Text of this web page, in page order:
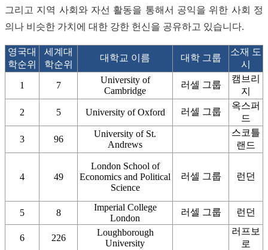
그리고 지역 사회와 자선 활동을 통해서 공익을 위한 사회 정
의나 비슷한 가치에 대한 강한 헌신을 공유하고 있습니다.
영국대
학순위
세계대
학순위
대학교 이름 대학 그룹
소재 도
시
1 7
University of
Cambridge
러셀 그룹
캠브리
지
2 5 University of Oxford 러셀 그룹
옥스퍼
드
3 96
University of St.
Andrews
스코틀
랜드
4 49
London School of
Economics and Political
Science
러셀 그룹 런던
5 8
Imperial College
London
러셀 그룹 런던
6 226
Loughborough
University
러프보
로